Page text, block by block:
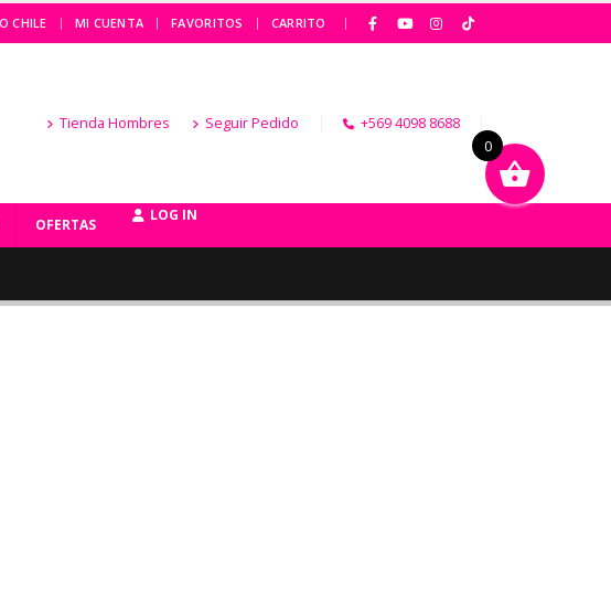
CHILE | MI CUENTA FAVORITOS CARRITO |
Tienda Hombres Seguir Pedido +569 4098 8688
OFERTAS
LOG IN
0